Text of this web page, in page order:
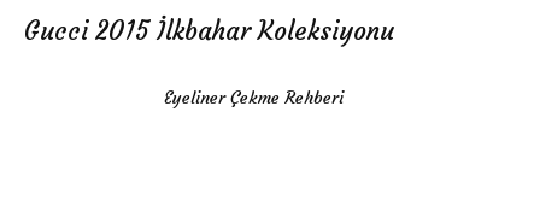
Gucci 2015 İlkbahar Koleksiyonu
Eyeliner Çekme Rehberi